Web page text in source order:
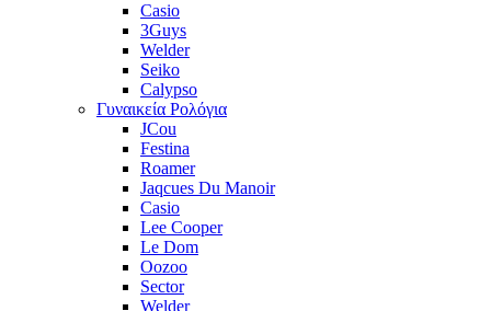
Casio
3Guys
Welder
Seiko
Calypso
Γυναικεία Ρολόγια
JCou
Festina
Roamer
Jaqcues Du Manoir
Casio
Lee Cooper
Le Dom
Oozoo
Sector
Welder